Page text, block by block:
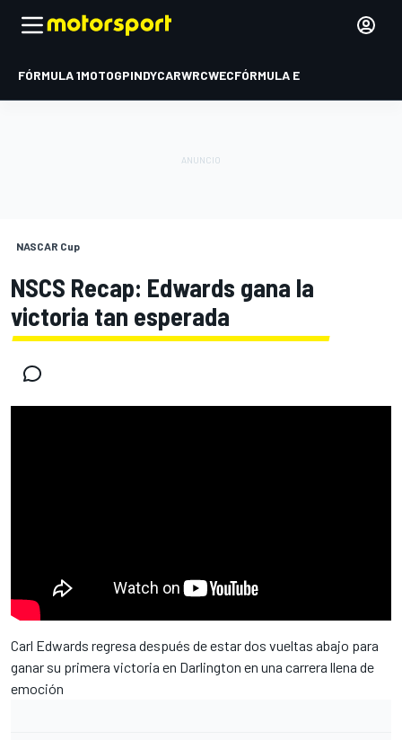
FÓRMULA 1MOTOGPINDYCARWRCWECFÓRMULA E
NASCAR Cup
NSCS Recap: Edwards gana la
victoria tan esperada
Carl Edwards regresa después de estar dos vueltas abajo para
ganar su primera victoria en Darlington en una carrera llena de
emoción